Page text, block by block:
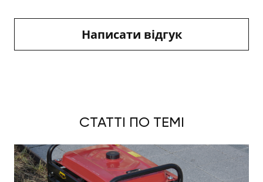
Написати відгук
СТАТТІ ПО ТЕМІ